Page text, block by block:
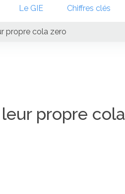
Le GIE Chiffres clés
propre cola zero
leur propre cola